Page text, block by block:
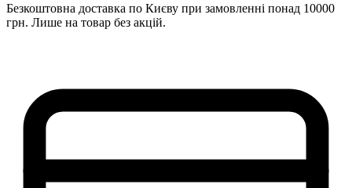
Безкоштовна доставка по Києву при замовленні понад 10000
грн. Лише на товар без акцій.